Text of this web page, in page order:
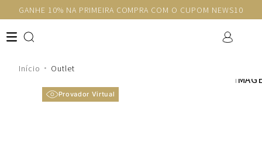
GANHE 10% NA PRIMEIRA COMPRA COM O CUPOM NEWS10
Outlet
Provador Virtual